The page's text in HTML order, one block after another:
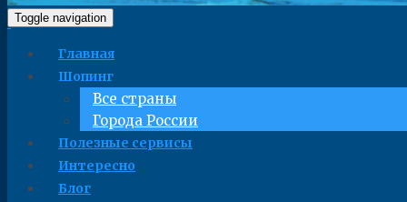
Toggle navigation
Главная
Шопинг
Все страны
Города России
Полезные сервисы
Интересно
Блог